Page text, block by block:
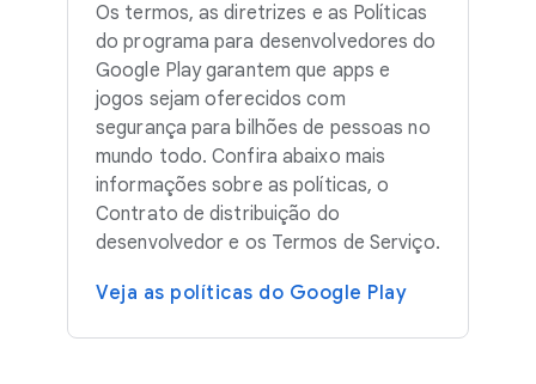
Os termos, as diretrizes e as Políticas
do programa para desenvolvedores do
Google Play garantem que apps e
jogos sejam oferecidos com
segurança para bilhões de pessoas no
mundo todo. Confira abaixo mais
informações sobre as políticas, o
Contrato de distribuição do
desenvolvedor e os Termos de Serviço.
Veja as políticas do Google Play